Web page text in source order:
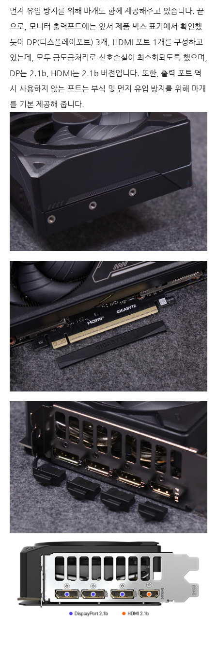
먼지 유입 방지를 위해 마개도 함께 제공해주고 있습니다. 끝
으로, 모니터 출력포트에는 앞서 제품 박스 표기에서 확인했
듯이 DP(디스플레이포트) 3개, HDMI 포트 1개를 구성하고
있는데, 모두 금도금처리로 신호손실이 최소화되도록 했으며,
DP는 2.1b, HDMI는 2.1b 버전입니다. 또한, 출력 포트 역
시 사용하지 않는 포트는 부식 및 먼지 유입 방지를 위해 마개
를 기본 제공해 줍니다.